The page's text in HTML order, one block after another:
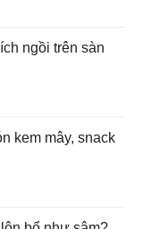
ngồi trên sàn
kem mây, snack